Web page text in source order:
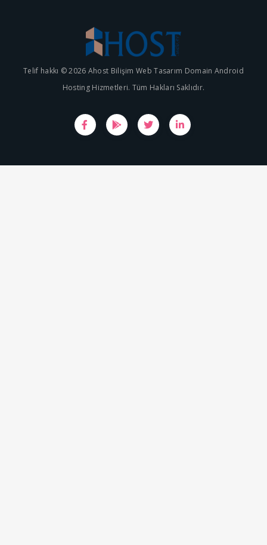
Telif hakkı © 2026 Ahost Bilişim Web Tasarım Domain Android
Hosting Hizmetleri. Tüm Hakları Saklıdır.